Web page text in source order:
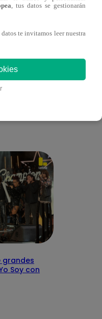
puede
grandes
Soy con
, tus datos se gestionarán
te invitamos leer nuestra